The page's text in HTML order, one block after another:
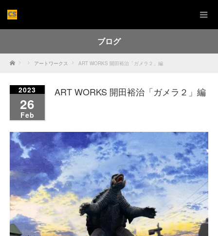
ブログ
Home アートワークス ART WORKS 開田裕治「ガメラ２」編
2023
26
Feb
ART WORKS 開田裕治「ガメラ２」編